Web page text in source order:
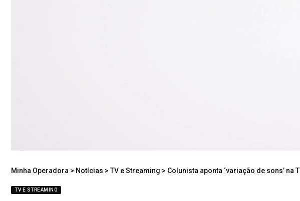
Minha Operadora > Notícias > TV e Streaming > Colunista aponta ‘variação de sons’ na
TV E STREAMING